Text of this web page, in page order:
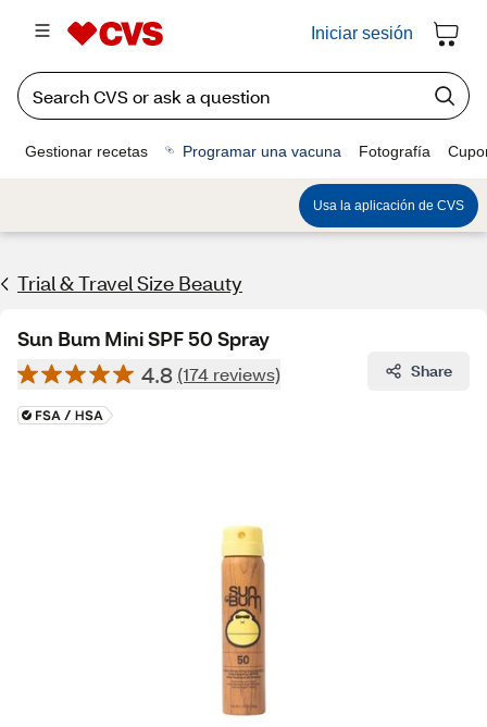
Iniciar sesión
Gestionar recetas Programar una vacuna Fotografía
Usa la aplicación de CVS
Trial & Travel Size Beauty
Sun Bum Mini SPF 50 Spray
4.8 (174 reviews) Share